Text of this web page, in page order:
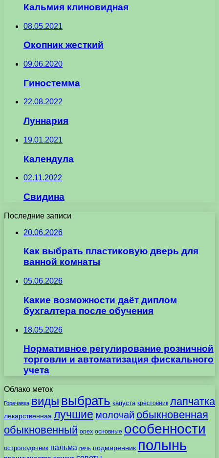
Кальмия клиновидная
08.05.2021
Окопник жесткий
09.06.2020
Гиностемма
22.08.2022
Луннария
19.01.2021
Календула
02.11.2022
Свидина
Последние записи
20.06.2026
Как выбрать пластиковую дверь для
ванной комнаты
05.06.2026
Какие возможности даёт диплом
бухгалтера после обучения
18.05.2026
Нормативное регулирование розничной
торговли и автоматизация фискального
учета
Облако меток
Горечавка виды выбрать капуста крестовник лапчатка
лекарственная лучшие молочай обыкновенная
обыкновенный орех основные особенности
остролодочник пальма печь подмаренник полынь